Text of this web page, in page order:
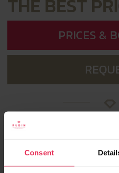
Consent
PRICES &
SPECIAL OFFERS